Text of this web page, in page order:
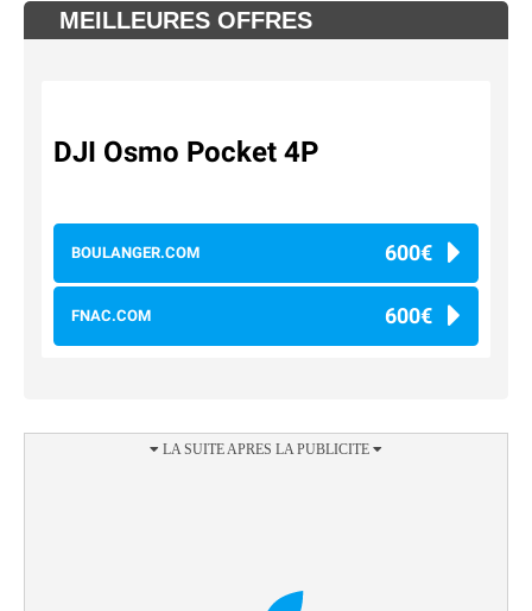
MEILLEURES OFFRES
DJI Osmo Pocket 4P
BOULANGER.COM 600€
FNAC.COM 600€